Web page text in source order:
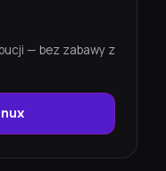
— bez zabawy z